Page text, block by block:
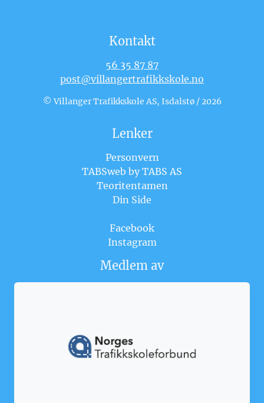
Kontakt
56 35 87 87
post@villangertrafikkskole.no
© Villanger Trafikkskole AS, Isdalstø / 2026
Lenker
Personvern
TABSweb by TABS AS
Teoritentamen
Din Side
Facebook
Instagram
Medlem av